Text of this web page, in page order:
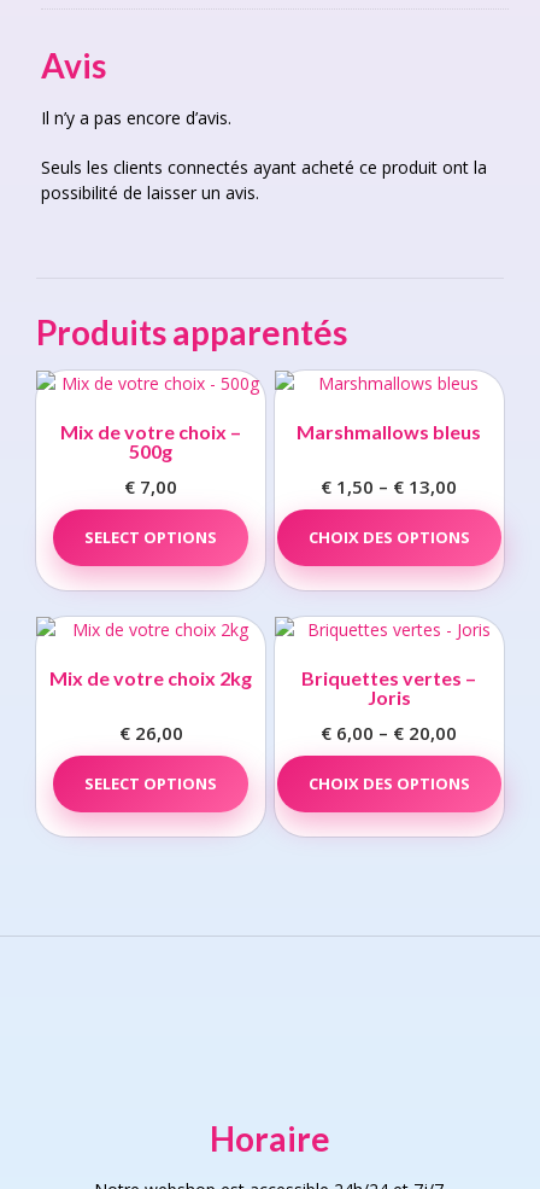
Avis
Il n’y a pas encore d’avis.
Seuls les clients connectés ayant acheté ce produit ont la
possibilité de laisser un avis.
Produits apparentés
Mix de votre choix –
500g
€ 7,00
SELECT OPTIONS
Marshmallows bleus
€ 1,50 – € 13,00
range:
€ 1,50
through
€ 13,00
CHOIX DES OPTIONS
has
The
the
Mix de votre choix 2kg
€26,00
SELECT OPTIONS
Briquettes vertes –
Joris
€ 6,00 – € 20,00
range:
€ 6,00
through
€ 20,00
CHOIX DES OPTIONS
has
may
Horaire